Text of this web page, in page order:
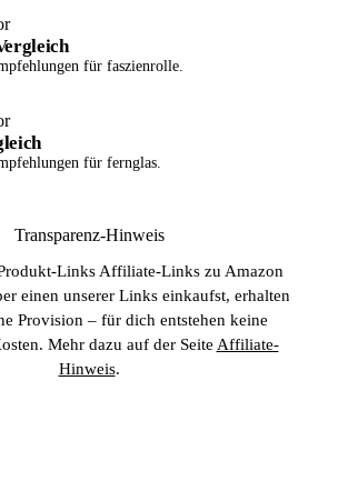
für faszienrolle.
für fernglas.
Transparenz-Hinweis
Links Affiliate-Links zu Amazon
einen unserer Links einkaufst, erhalten
Provision – für dich entstehen keine
Mehr dazu auf der Seite Affiliate-
Hinweis.